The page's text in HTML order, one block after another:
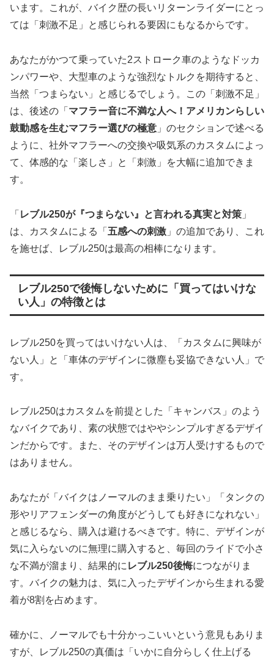
います。これが、バイク歴の長いリターンライダーにとっ
ては「刺激不足」と感じられる要因にもなるからです。
あなたがかつて乗っていた2ストローク車のようなドッカ
ンパワーや、大型車のような強烈なトルクを期待すると、
当然「つまらない」と感じるでしょう。この「刺激不足」
は、後述の「 マフラー音に不満な人へ！アメリカンらしい
鼓動感を生むマフラー選びの極意 」のセクションで述べる
ように、社外マフラーへの交換や吸気系のカスタムによっ
て、体感的な「楽しさ」と「刺激」を大幅に追加できま
す。
「 レブル250が『つまらない』と言われる真実と対策 」
は、カスタムによる「 五感への刺激 」の追加であり、これ
を施せば、レブル250は最高の相棒になります。
レブル250で後悔しないために「買ってはいけな
い人」の特徴とは
レブル250を買ってはいけない人は、「カスタムに興味が
ない人」と「車体のデザインに微塵も妥協できない人」で
す。
レブル250はカスタムを前提とした「キャンバス」のよう
なバイクであり、素の状態ではややシンプルすぎるデザイ
ンだからです。また、そのデザインは万人受けするもので
はありません。
あなたが「バイクはノーマルのまま乗りたい」「タンクの
形やリアフェンダーの角度がどうしても好きになれない」
と感じるなら、購入は避けるべきです。特に、デザインが
気に入らないのに無理に購入すると、毎回のライドで小さ
な不満が溜まり、結果的に レブル250後悔につながりま
す。バイクの魅力は、気に入ったデザインから生まれる愛
着が8割を占めます。
確かに、ノーマルでも十分かっこいいという意見もありま
すが、レブル250の真価は「いかに自分らしく仕上げる